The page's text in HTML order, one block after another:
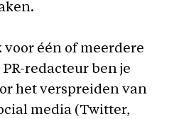
voor één of meerdere
PR-redacteur ben je
het verspreiden van
media (Twitter,